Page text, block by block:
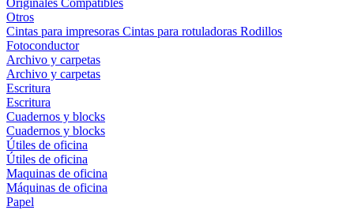
Originales Compatibles
Otros
Cintas para impresoras Cintas para rotuladoras Rodillos
Fotoconductor
Archivo y carpetas
Archivo y carpetas
Escritura
Escritura
Cuadernos y blocks
Cuadernos y blocks
Útiles de oficina
Útiles de oficina
Maquinas de oficina
Máquinas de oficina
Papel